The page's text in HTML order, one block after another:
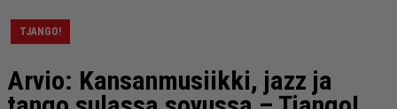
TJANGO!
Arvio: Kansanmusiikki, jazz ja